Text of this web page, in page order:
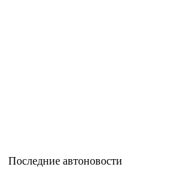
Последние автоновости